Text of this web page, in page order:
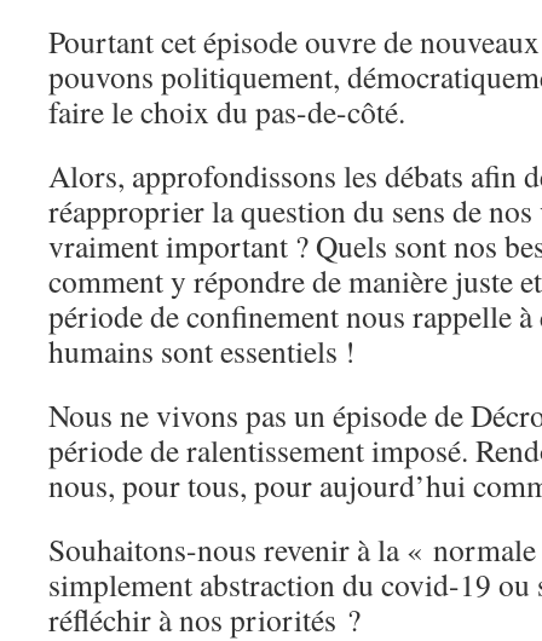
Pourtant cet épisode ouvre de
pouvons politiquement,
faire le choix du pas-de-côté.
Alors, approfondissons les débats afin
réapproprier la question du sens de nos
vraiment important ? Quels sont nos
comment y répondre de manière juste
période de confinement nous rappelle
humains sont essentiels !
Nous ne vivons pas un épisode de
période de ralentissement imposé.
nous, pour tous, pour aujourd’hui
Souhaitons-nous revenir à la «
simplement abstraction du covid-19 ou
réfléchir à nos priorités ?